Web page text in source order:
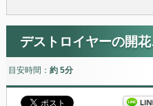
デストロイヤーの開花
目安時間： 約 5分